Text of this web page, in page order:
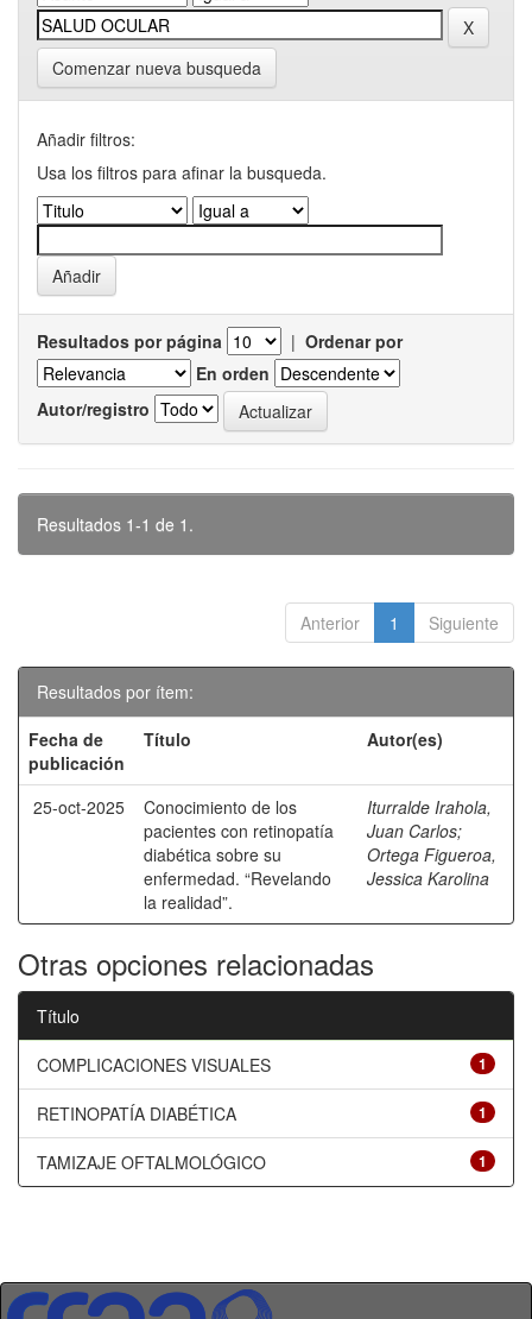
Comenzar nueva busqueda
Añadir filtros:
Usa los filtros para afinar la busqueda.
Resultados por página | Ordenar por
En orden
Autor/registro
Resultados 1-1 de 1.
Anterior 1 Siguiente
Resultados por ítem:
Fecha de
publicación
Título Autor(es)
25-oct-2025
Conocimiento de los
pacientes con retinopatía
diabética sobre su
enfermedad. “Revelando
la realidad”.
Iturralde Irahola,
Juan Carlos;
Ortega Figueroa,
Jessica Karolina
Otras opciones relacionadas
Título
1
COMPLICACIONES VISUALES
1
RETINOPATÍA DIABÉTICA
1
TAMIZAJE OFTALMOLÓGICO